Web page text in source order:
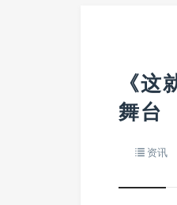
《
舞台
资讯